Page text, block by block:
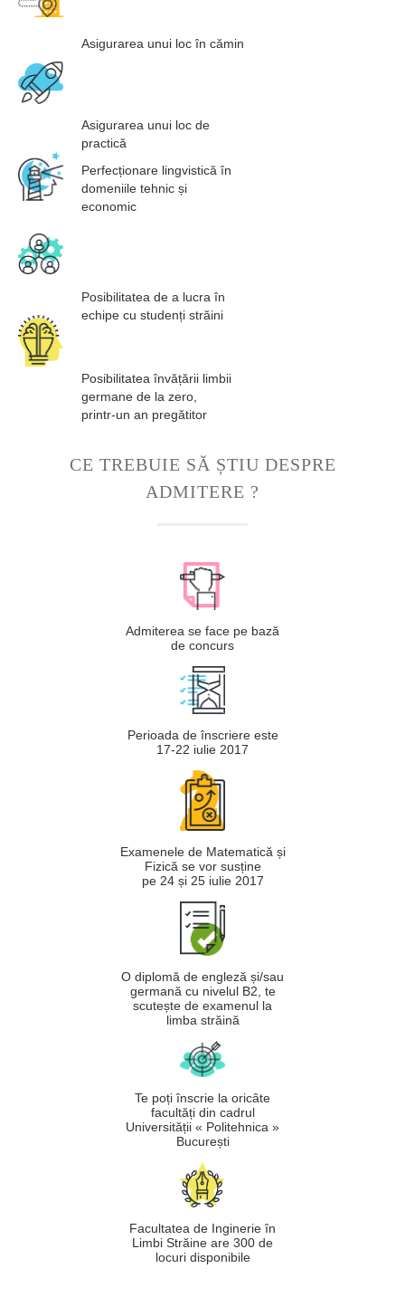
Asigurarea unui loc în cămin
Asigurarea unui loc de
practică
Perfecționare lingvistică în
domeniile tehnic și
economic
Posibilitatea de a lucra în
echipe cu studenți străini
Posibilitatea învățării limbii
germane de la zero,
printr-un an pregătitor
CE TREBUIE SĂ ȘTIU DESPRE
ADMITERE ?
Admiterea se face pe bază
de concurs
Perioada de înscriere este
17-22 iulie 2017
Examenele de Matematică și
Fizică se vor susține
pe 24 și 25 iulie 2017
O diplomă de engleză și/sau
germană cu nivelul B2, te
scutește de examenul la
limba străină
Te poți înscrie la oricâte
facultăți din cadrul
Universității « Politehnica »
București
Facultatea de Inginerie în
Limbi Străine are 300 de
locuri disponibile